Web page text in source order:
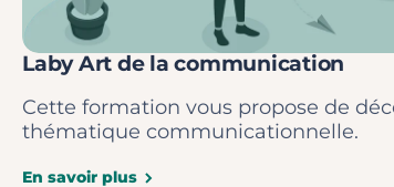
Laby Art de la communication
Cette formation vous propose de
thématique communicationnelle.
En savoir plus